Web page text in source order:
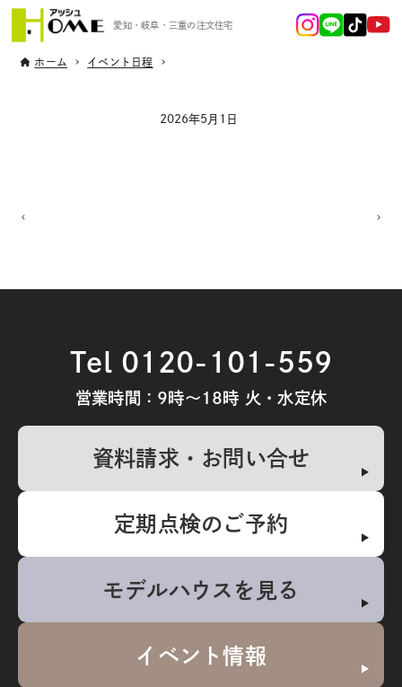
愛知・岐阜・三重の注文住宅
ホーム イベント日程
2026年5月1日
Tel 0120-101-559
営業時間：9時～18時 火・水定休
資料請求・お問い合せ
定期点検のご予約
モデルハウスを見る
イベント情報